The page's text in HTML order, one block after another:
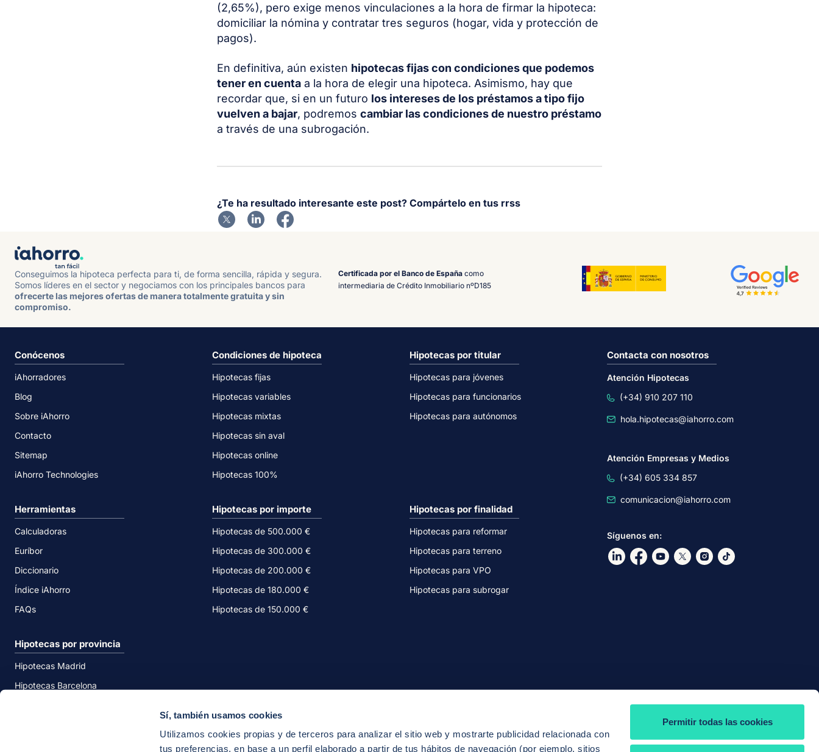
Sí, también usamos cookies
Utilizamos cookies propias y de terceros para analizar el sitio web y mostrarte publicidad relacionada con
tus preferencias, en base a un perfil elaborado a partir de tus hábitos de navegación (por ejemplo, sitios
Permitir todas las cookies
(2,65%), pero exige menos vinculaciones a la hora de firmar la hipoteca:
domiciliar la nómina y contratar tres seguros (hogar, vida y protección de
pagos).
En definitiva, aún existen hipotecas fijas con condiciones que podemos
tener en cuenta a la hora de elegir una hipoteca. Asimismo, hay que
recordar que, si en un futuro los intereses de los préstamos a tipo fijo
vuelven a bajar, podremos cambiar las condiciones de nuestro préstamo
a través de una subrogación.
¿Te ha resultado interesante este post? Compártelo en tus rrss
Conseguimos la hipoteca perfecta para ti, de forma sencilla, rápida y segura.
Somos líderes en el sector y negociamos con los principales bancos para
ofrecerte las mejores ofertas de manera totalmente gratuita y sin
compromiso.
Certificada por el Banco de España como
intermediaria de Crédito Inmobiliario nºD185
Contacta con nosotros
Atención Hipotecas
(+34) 910 207 110
hola.hipotecas@iahorro.com
Atención Empresas y Medios
(+34) 605 334 857
comunicacion@iahorro.com
Síguenos en:
Ir a nuestro Linkdin
Ir a nuestro Facebook
Ir a nuestro canal de Youtube
Ir a nuestro X
Ir a nuestro Instagram
Ir a nuestro TikTok
Conócenos
iAhorradores
Blog
Sobre iAhorro
Contacto
Sitemap
iAhorro Technologies
Herramientas
Calculadoras
Euríbor
Diccionario
Índice iAhorro
FAQs
Condiciones de hipoteca
Hipotecas fijas
Hipotecas variables
Hipotecas mixtas
Hipotecas sin aval
Hipotecas online
Hipotecas 100%
Hipotecas por finalidad
Hipotecas para reformar
Hipotecas para terreno
Hipotecas para VPO
Hipotecas para subrogar
Hipotecas por importe
Hipotecas de 500.000 €
Hipotecas de 300.000 €
Hipotecas de 200.000 €
Hipotecas de 180.000 €
Hipotecas de 150.000 €
Hipotecas por titular
Hipotecas para jóvenes
Hipotecas para funcionarios
Hipotecas para autónomos
Hipotecas por provincia
Hipotecas Madrid
Hipotecas Barcelona